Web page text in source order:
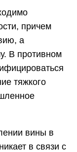
причем
а
В противном
тяжкого
вины в
в связи с